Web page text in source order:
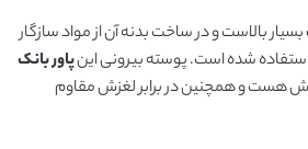
بسیار بالاست و در ساخت بدنه آن از مواد سازگار
پاور بانک
هست و همچنین در برابر لغزش مقاوم